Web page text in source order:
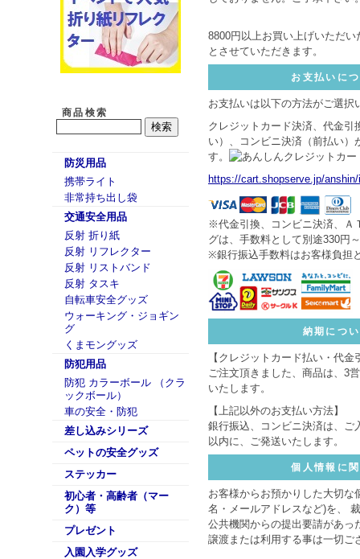
商品検索
防災用品
携帯ライト
非常持ち出し袋
交通安全用品
反射 折り紙
反射 リフレクター
反射 リストバンド
反射 タスキ
自転車安全グッズ
ウォーキング・ジョギン
グ
くまモングッズ
防犯用品
防犯 カラーボール （クラ
ックボール）
車の安全・防犯
差し込みシリーズ
ペットの安全グッズ
ステッカー
初心者・高齢者（マー
ク）等
プレゼント
入園入学グッズ
8800円以上お買い上げいただい
とさせていただきます。
お支払いに
お支払いは以下の方法がご選択
クレジットカード決済、代金引
い）、コンビニ決済（前払い）
す。
https://cart.shopserve.jp/
※代金引換、コンビニ決済、Ａ
グは、手数料として別途330円
※銀行振込手数料はお客様負担
納期につ
【クレジットカード払い・代金
ご注文頂きました、商品は、3
いたします。
【上記以外のお支払い方法】
銀行振込、コンビニ決済は、ご
以内に、ご発送いたします。
個人情報に
お客様からお預かりした大切な
名・メールアドレスなど)を、
公共機関からの提出要請があっ
譲渡または利用する事は一切ご